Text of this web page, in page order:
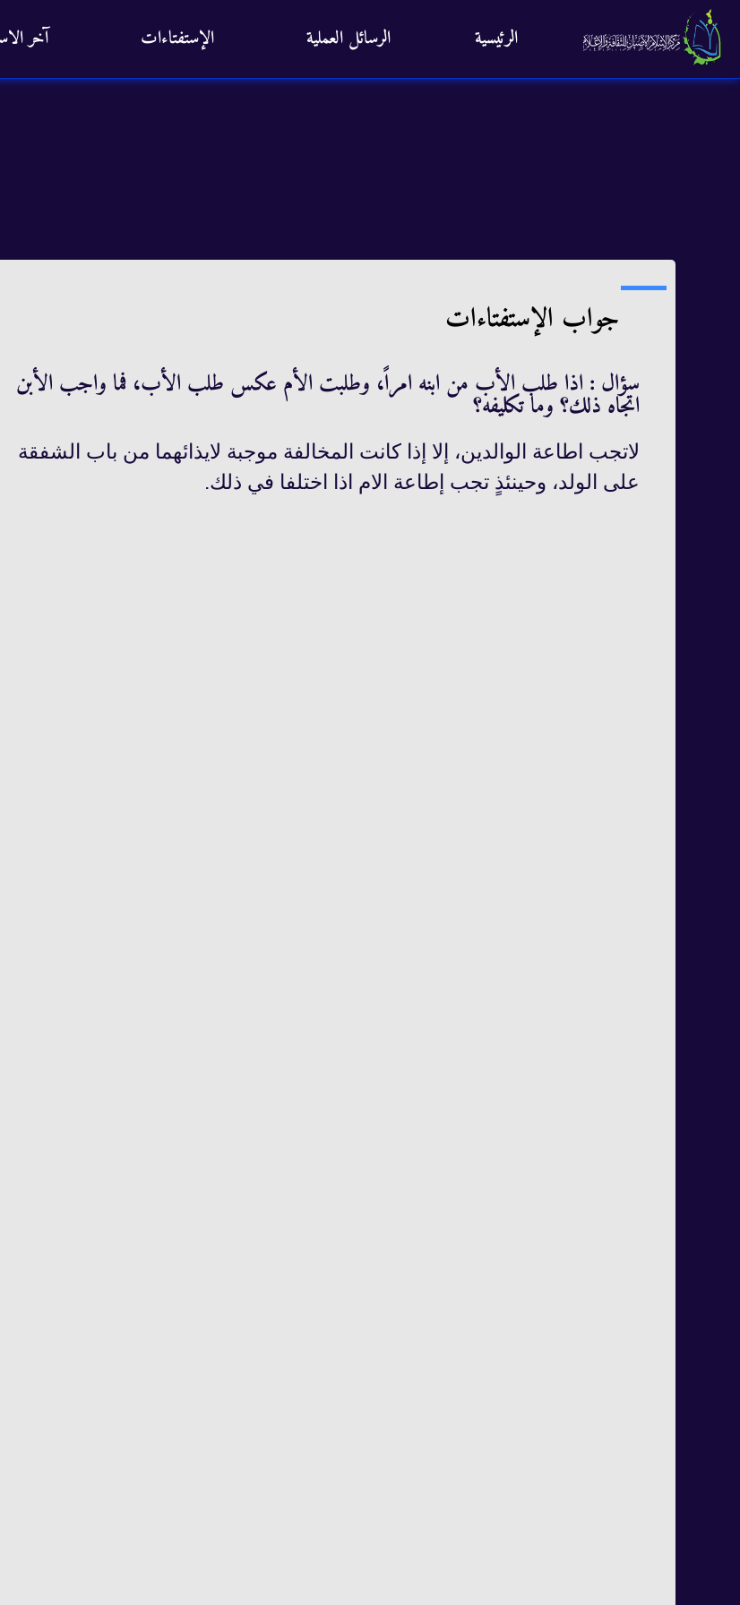
الرئيسية الرسائل العملية الإستفتاءات آخر
جواب الإستفتاءات
سؤال : اذا طلب الأب من ابنه امراً، وطلبت الأم عكس طلب الأب، فما واجب الأبن
اتجاه ذلك؟ وما تكليفه؟
لاتجب اطاعة الوالدين، إلا إذا كانت المخالفة موجبة لايذائهما من باب الشفقة
على الولد، وحينئذٍ تجب إطاعة الام اذا اختلفا في ذلك.